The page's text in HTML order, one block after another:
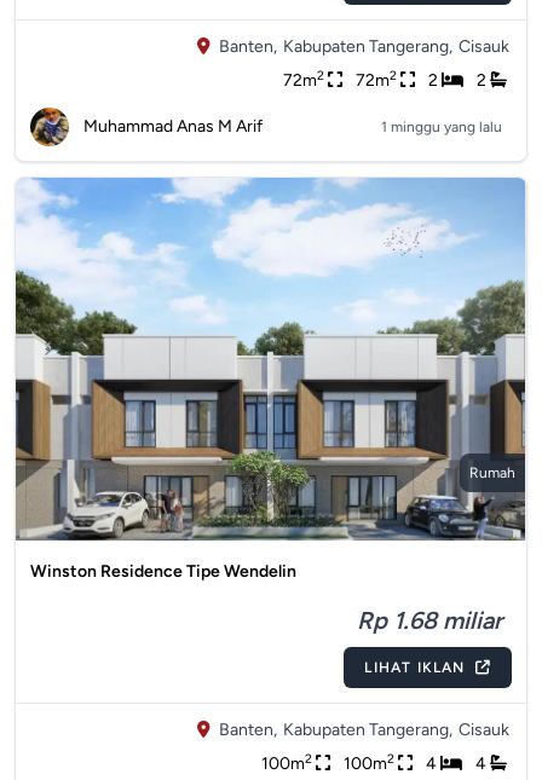
Banten, Kabupaten Tangerang, Cisauk
72m2 72m2 2 2
Muhammad Anas M Arif 1 minggu yang lalu
Rumah
Winston Residence Tipe Wendelin
Rp 1.68 miliar
LIHAT IKLAN
Banten, Kabupaten Tangerang, Cisauk
100m2 100m2 4 4